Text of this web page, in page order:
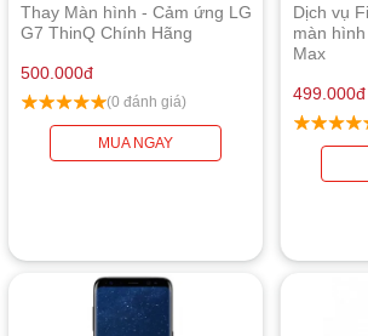
Thay Màn hình - Cảm ứng LG
G7 ThinQ Chính Hãng
500.000đ
(0 đánh giá)
MUA NGAY
Dịch vụ
màn
Max
499.000đ